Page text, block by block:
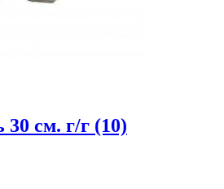
30 см. г/г (10)